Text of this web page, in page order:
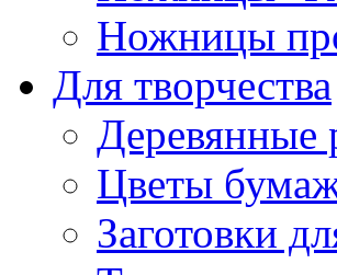
Ножницы
Для творчества
Деревянные
Цветы
Заготовки